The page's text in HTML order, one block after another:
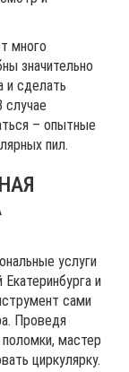
много
значительно
и сделать
случае
– опытные
пил.
услуги
и
сами
Проведя
мастер
циркулярку.